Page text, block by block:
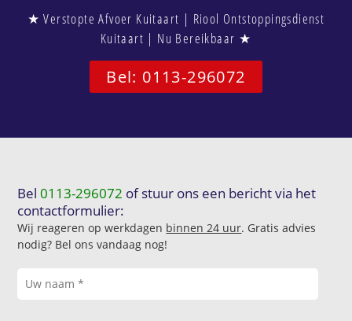
★ Verstopte Afvoer Kuitaart | Riool Ontstoppingsdienst
Kuitaart | Nu Bereikbaar ★
Bel: 0113-296072
Bel0113-296072 of stuur ons een bericht via het
contactformulier:
Wij reageren op werkdagen binnen 24 uur. Gratis advies
nodig? Bel ons vandaag nog!